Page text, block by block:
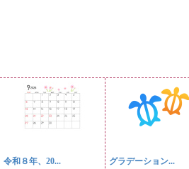
令和８年、20... グラデーション...